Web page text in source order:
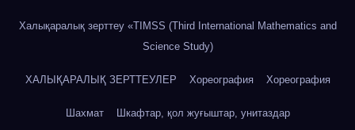
Халықаралық зерттеу «TIMSS (Third International Mathematics and
Science Study)
ХАЛЫҚАРАЛЫҚ ЗЕРТТЕУЛЕР Хореография Хореография
Шахмат Шкафтар, қол жуғыштар, унитаздар